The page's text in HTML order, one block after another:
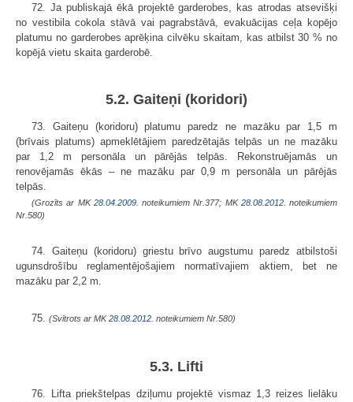
72. Ja publiskajā ēkā projektē garderobes, kas atrodas atsevišķi
no vestibila cokola stāvā vai pagrabstāvā, evakuācijas ceļa kopējo
platumu no garderobes aprēķina cilvēku skaitam, kas atbilst 30 % no
kopējā vietu skaita garderobē.
5.2. Gaiteņi (koridori)
73. Gaiteņu (koridoru) platumu paredz ne mazāku par 1,5 m
(brīvais platums) apmeklētājiem paredzētajās telpās un ne mazāku
par 1,2 m personāla un pārējās telpās. Rekonstruējamās un
renovējamās ēkās – ne mazāku par 0,9 m personāla un pārējās
telpās.
(Grozīts ar MK 28.04.2009. noteikumiem Nr.377; MK 28.08.2012. noteikumiem
Nr.580)
74. Gaiteņu (koridoru) griestu brīvo augstumu paredz atbilstoši
ugunsdrošību reglamentējošajiem normatīvajiem aktiem, bet ne
mazāku par 2,2 m.
75. (Svītrots ar MK28.08.2012. noteikumiem Nr.580)
5.3. Lifti
76. Lifta priekštelpas dziļumu projektē vismaz 1,3 reizes lielāku